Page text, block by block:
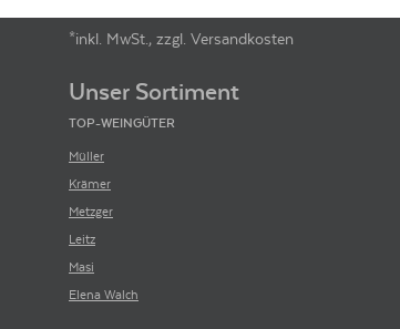
*inkl. MwSt., zzgl. Versandkosten
Unser Sortiment
TOP-WEINGÜTER
Müller
Krämer
Metzger
Leitz
Masi
Elena Walch